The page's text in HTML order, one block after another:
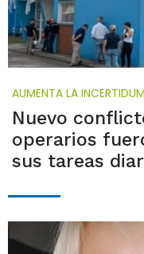
AUMENTA LA
Nuevo
operarios
sus tareas